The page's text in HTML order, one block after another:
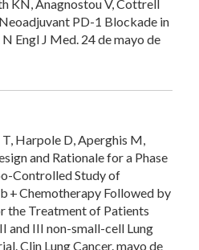
KN, Anagnostou V, Cottrell
PD-1 Blockade in
Engl J Med. 24 de mayo de
Harpole D, Aperghis M,
and Rationale for a Phase
Controlled Study of
+ Chemotherapy Followed by
the Treatment of Patients
and III non-small-cell Lung
Clin Lung Cancer. mayo de